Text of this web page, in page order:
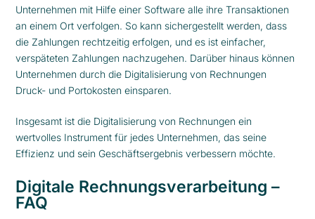
Unternehmen mit Hilfe einer Software alle ihre Transaktionen
an einem Ort verfolgen. So kann sichergestellt werden, dass
die Zahlungen rechtzeitig erfolgen, und es ist einfacher,
verspäteten Zahlungen nachzugehen. Darüber hinaus können
Unternehmen durch die Digitalisierung von Rechnungen
Druck- und Portokosten einsparen.
Insgesamt ist die Digitalisierung von Rechnungen ein
wertvolles Instrument für jedes Unternehmen, das seine
Effizienz und sein Geschäftsergebnis verbessern möchte.
Digitale Rechnungsverarbeitung –
FAQ